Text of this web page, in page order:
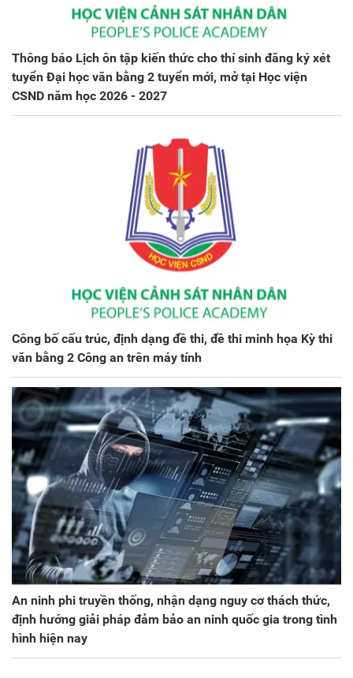
Thông báo Lịch ôn tập kiến thức cho thí sinh đăng ký xét
tuyển Đại học văn bằng 2 tuyển mới, mở tại Học viện
CSND năm học 2026 - 2027
Công bố cấu trúc, định dạng đề thi, đề thi minh họa Kỳ thi
văn bằng 2 Công an trên máy tính
An ninh phi truyền thống, nhận dạng nguy cơ thách thức,
định hướng giải pháp đảm bảo an ninh quốc gia trong tình
hình hiện nay